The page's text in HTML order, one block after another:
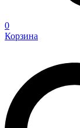
0
Корзина